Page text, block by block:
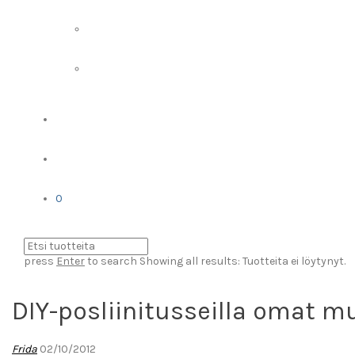
0
press Enterto search Showing all results: Tuotteita ei löytynyt.
DIY-posliinitusseilla omat
Frida 02/10/2012